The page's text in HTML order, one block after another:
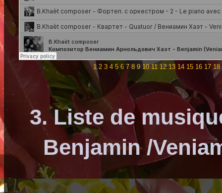
1 2 3 4 5 6 7 8 9 10 11 12 13 14 15 16 17 18
3. Liste de
Benjamin /